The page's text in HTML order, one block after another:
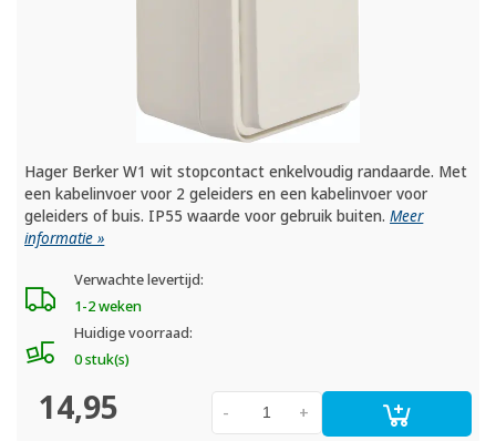
Hager Berker W1 wit stopcontact enkelvoudig randaarde. Met
een kabelinvoer voor 2 geleiders en een kabelinvoer voor
geleiders of buis. IP55 waarde voor gebruik buiten.Meer
informatie »
Verwachte levertijd:
1-2 weken
Huidige voorraad:
0 stuk(s)
14,95 +
-